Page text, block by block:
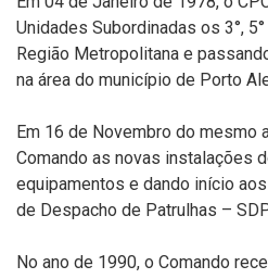
Unidades Subordinadas os 3°,
Região Metropolitana e
na área do município de Porto
Em 16 de Novembro do mesmo
Comando as novas instalações
equipamentos e dando início
de Despacho de Patrulhas –
No ano de 1990, o Comando